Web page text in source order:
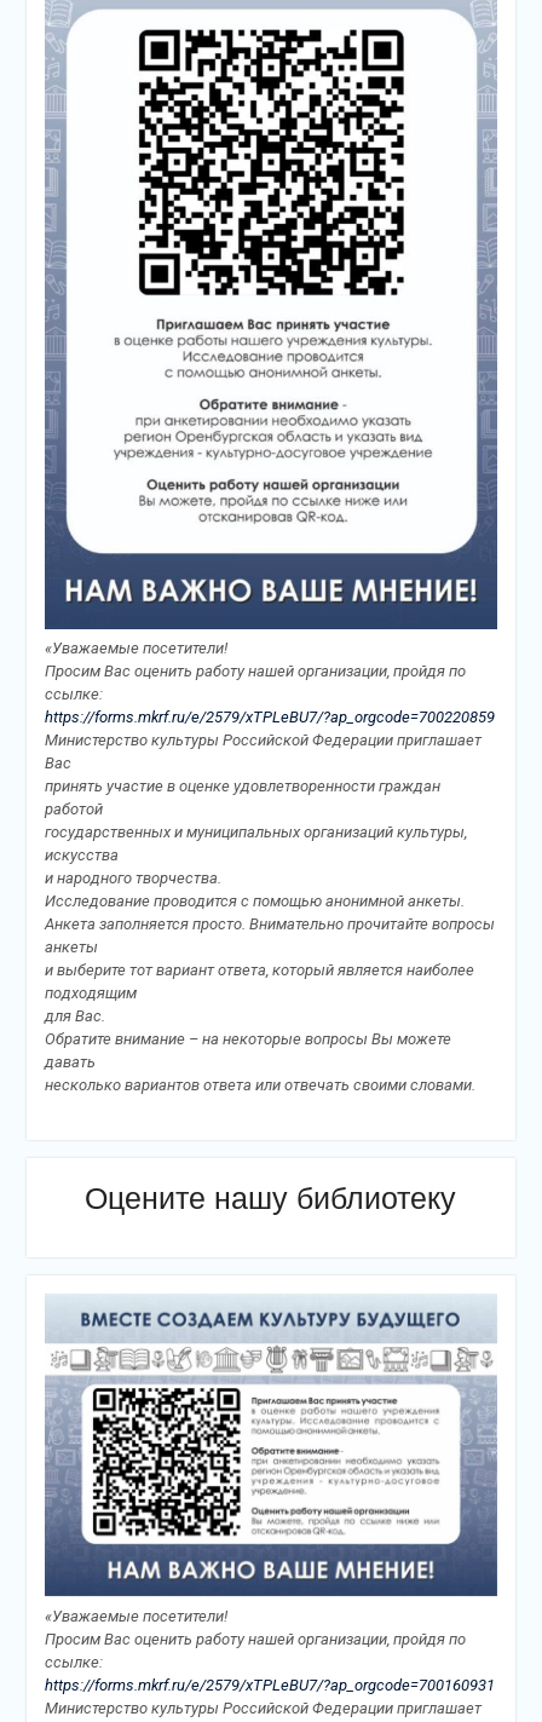
«Уважаемые посетители!
Просим Вас оценить работу нашей организации, пройдя по
ссылке:
https://forms.mkrf.ru/e/2579/xTPLeBU7/?ap_orgcode=700220859
Министерство культуры Российской Федерации приглашает
Вас
принять участие в оценке удовлетворенности граждан
работой
государственных и муниципальных организаций культуры,
искусства
и народного творчества.
Исследование проводится с помощью анонимной анкеты.
Анкета заполняется просто. Внимательно прочитайте вопросы
анкеты
и выберите тот вариант ответа, который является наиболее
подходящим
для Вас.
Обратите внимание – на некоторые вопросы Вы можете
давать
несколько вариантов ответа или отвечать своими словами.
Оцените нашу библиотеку
«Уважаемые посетители!
Просим Вас оценить работу нашей организации, пройдя по
ссылке:
https://forms.mkrf.ru/e/2579/xTPLeBU7/?ap_orgcode=700160931
Министерство культуры Российской Федерации приглашает